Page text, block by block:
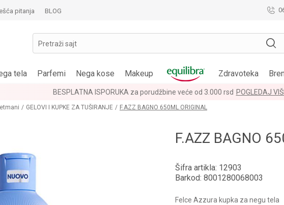
pitanja BLOG
Pretraži sajt
tela Parfemi Nega kose Makeup Zdravoteka
BESPLATNA ISPORUKA za porudžbine veće od 3.000 rsd POGLEDAJ
GELOVI I KUPKE ZA TUŠIRANJE F.AZZ BAGNO 650ML ORIGINAL
F.AZZ BAGNO
Šifra artikla: 12903
Barkod: 8001280068003
Felce Azzura kupka za negu tela